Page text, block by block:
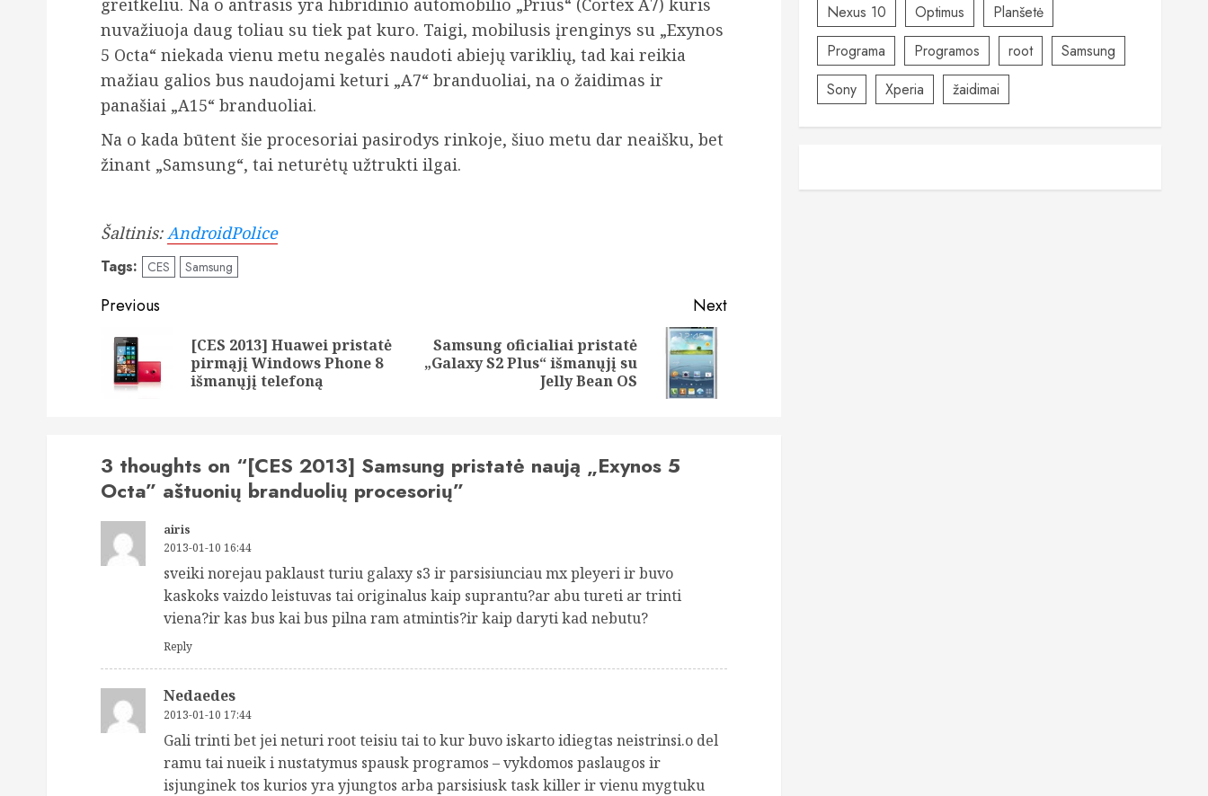
nuvažiuoja daug toliau su tiek pat kuro. Taigi, mobilusis įrenginys su „Exynos
5 Octa“ niekada vienu metu negalės naudoti abiejų variklių, tad kai reikia
mažiau galios bus naudojami keturi „A7“ branduoliai, na o žaidimas ir
panašiai „A15“ branduoliai.
Na o kada būtent šie procesoriai pasirodys rinkoje, šiuo metu dar neaišku, bet
žinant „Samsung“, tai neturėtų užtrukti ilgai.
Šaltinis: AndroidPolice
Tags: CES Samsung
Post
navigation
Previous
Previous
[CES 2013] Huawei pristatė
pirmąjį Windows Phone 8
išmanųjį telefoną
Next
Next
Samsung oficialiai pristatė
„Galaxy S2 Plus“ išmanųjį su
Jelly Bean OS
3 thoughts on “[CES 2013] Samsung pristatė naują „Exynos 5
Octa” aštuonių branduolių procesorių”
airis
2013-01-10 16:44
sveiki norejau paklaust turiu galaxy s3 ir parsisiunciau mx pleyeri ir buvo
kaskoks vaizdo leistuvas tai originalus kaip suprantu?ar abu tureti ar trinti
viena?ir kas bus kai bus pilna ram atmintis?ir kaip daryti kad nebutu?
Reply
Nedaedes
2013-01-10 17:44
Gali trinti bet jei neturi root teisiu tai to kur buvo iskarto idiegtas neistrinsi.o del
ramu tai nueik i nustatymus spausk programos – vykdomos paslaugos ir
isjunginek tos kurios yra yjungtos arba parsisiusk task killer ir vienu mygtuku
Nexus 10
Optimus
Planšetė
Programa
Programos root
Samsung
Sony
Xperia žaidimai